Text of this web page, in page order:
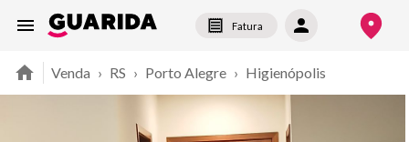
Fatura
Venda › RS › Porto Alegre › Higienópolis